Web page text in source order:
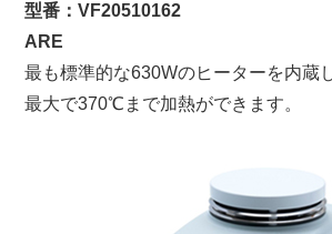
型番：VF20510162
ARE
最も標準的な630Wのヒーターを内蔵
最大で370℃まで加熱ができます。